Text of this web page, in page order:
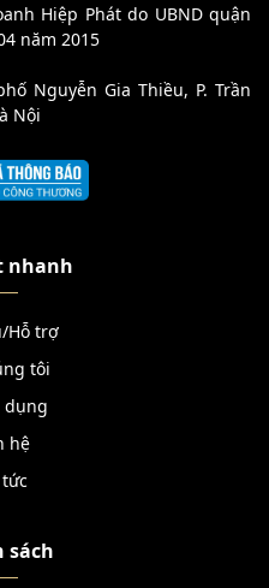
Hiệp Phát do UBND quận
năm 2015
Nguyễn Gia Thiều, P. Trần
Nội
nhanh
Hỗ trợ
tôi
dụng
hệ
sách